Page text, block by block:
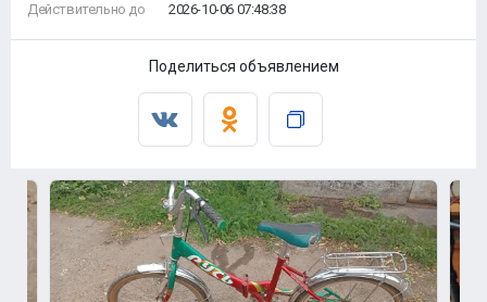
Действительно до
2026-10-06 07:48:38
Поделиться объявлением